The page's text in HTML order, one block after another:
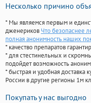
Несколько причино
* Мы являемся первым и
дженериков Что безопаснее
полная анонимность наших
* качество препаратов
* для стестинельных и
подойдет возможность
* быстрая и удобная доставка
России в другие регионы 1м
Покупать у нас выгодно